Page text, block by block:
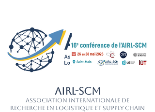
AIRL-SCM
Association Internationale de
Recherche en Logistique et Supply Chain